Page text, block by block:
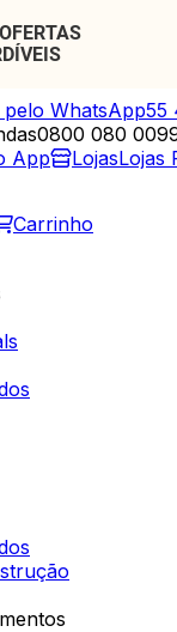
WhatsApp55
0800 080
App LojasLojas
Carrinho